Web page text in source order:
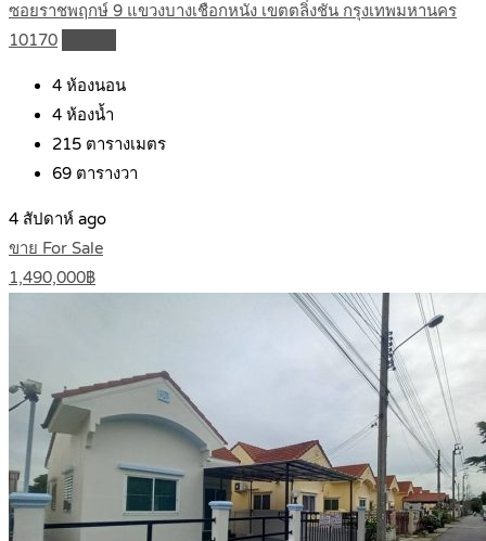
ซอยราชพฤกษ์ 9 แขวงบางเชือกหนัง เขตตลิ่งชัน กรุงเทพมหานคร
10170
4 ห้องนอน
4 ห้องน้ำ
215 ตารางเมตร
69 ตารางวา
4 สัปดาห์ ago
ขาย For Sale
1,490,000฿